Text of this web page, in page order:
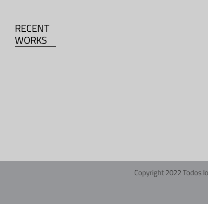
RECENT
WORKS
Copyright 2022 Todos